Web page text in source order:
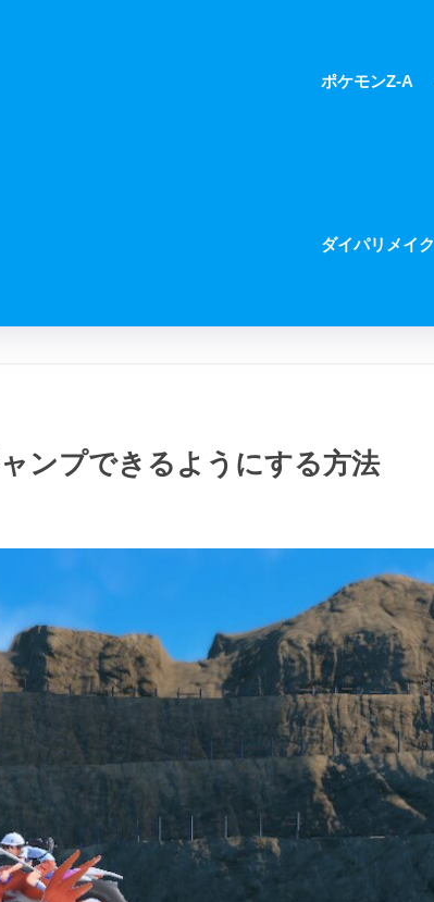
ポケモンZ-A
ダイパリメイク
ンプできるようにする方法